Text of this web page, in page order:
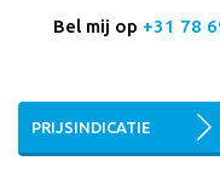
Bel mij op +31 78
PRIJSINDICATIE